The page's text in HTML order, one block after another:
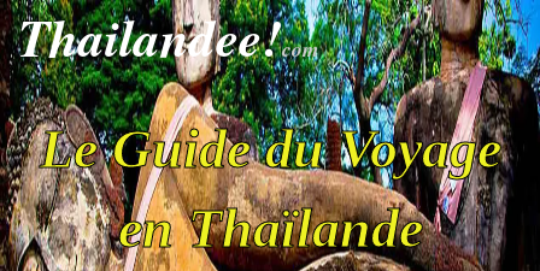
Thailandee!com
Le Guide du Voyage
en Thaïlande